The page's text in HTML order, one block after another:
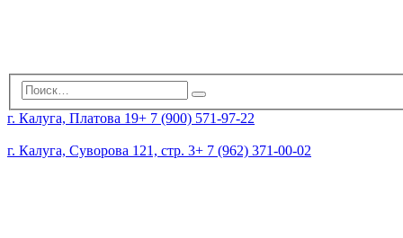
г. Калуга, Платова 19+ 7 (900) 571-97-22
г. Калуга, Суворова 121, стр. 3+ 7 (962) 371-00-02